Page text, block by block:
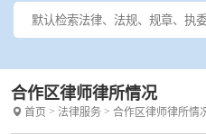
合作区律师律所情况
首页 > 法律服务 > 合作区律师律所情